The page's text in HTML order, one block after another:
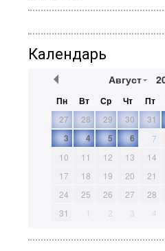
Календарь
Август
Пн Вт Ср Чт Пт
27
28 29 30 31
3
4 5 6 7
10
11 12 13 14
17
18 19 20 21
24
25 26 27 28
31
1 2 3 4